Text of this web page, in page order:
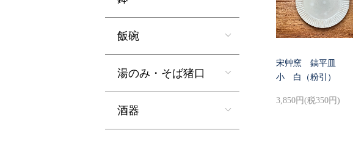
宋艸窯 鎬平皿
小 白（粉引）
3,850円(税350円)
飯碗
湯のみ・そば猪口
酒器